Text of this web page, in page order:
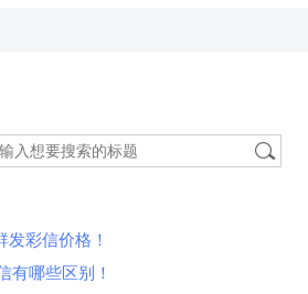
彩信价格！
有哪些区别！